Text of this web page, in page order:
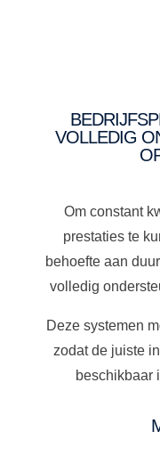
VOLLEDIG
Om constant
prestaties te
behoefte aan
volledig
Deze systemen
zodat de juiste
beschikbaar